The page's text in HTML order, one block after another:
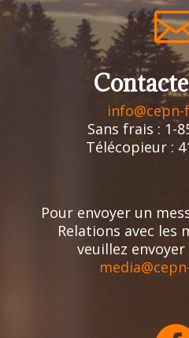
Sans frais : 1-
Télécopieur :
Pour envoyer un
Relations avec les
veuillez